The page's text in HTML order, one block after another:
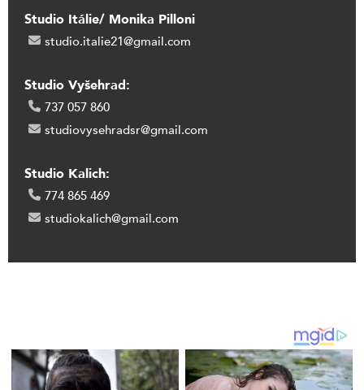
Studio Itálie/ Monika Pilloni
studio.italie21@gmail.com
Studio Vyšehrad:
737 057 860
studiovysehradsr@gmail.com
Studio Kalich:
774 865 469
studiokalich@gmail.com